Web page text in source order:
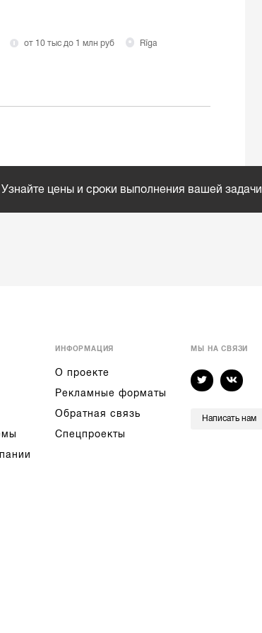
от 10 тыс до 1 млн руб Rīga
цены и сроки выполнения вашей задачи
ИНФОРМАЦИЯ
О проекте
Рекламные форматы
Обратная связь
Спецпроекты
МЫ НА СВЯЗИ
Написать нам